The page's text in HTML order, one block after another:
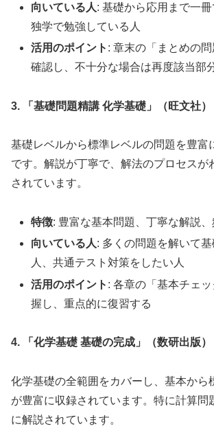
向いている人: 基礎から応用まで一冊
独学で勉強している人
活用のポイント : 章末の「まとめの
確認し、不十分な場合は再度該当部
3. 「基礎問題精講 化学基礎」（旺文社）
基礎レベルから標準レベルの問題を豊富
です。解説が丁寧で、解法のプロセスが
されています。
特徴: 豊富な基本問題、丁寧な解説
向いている人: 多くの問題を解いて
人、共通テスト対策をしたい人
活用のポイント : 各章の「基本チェ
握し、重点的に復習する
4. 「化学基礎 基礎の完成」（数研出版）
化学基礎の全範囲をカバーし、基本から
が豊富に収録されています。特に計算問
に解説されています。